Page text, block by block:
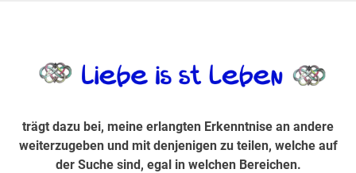
Suche sind, egal in welchen Bereichen.
trägt dazu bei, meine erlangten Erkenntnise an andere
weiterzugeben und mit denjenigen zu teilen, welche auf
der Suche sind, egal in welchen Bereichen.